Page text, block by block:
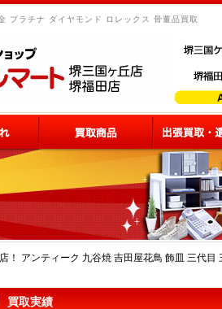
プラチナ ダイヤモンド ロレックス 骨董品買取
！ アンティーク 九谷焼 吉田屋花鳥 飾皿 三代
買取実績